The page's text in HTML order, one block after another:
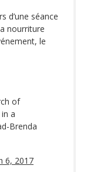
d’une séance
nourriture
le
of
a
Brenda
6, 2017